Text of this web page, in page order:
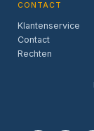
CONTACT
Klantenservice
Contact
Rechten